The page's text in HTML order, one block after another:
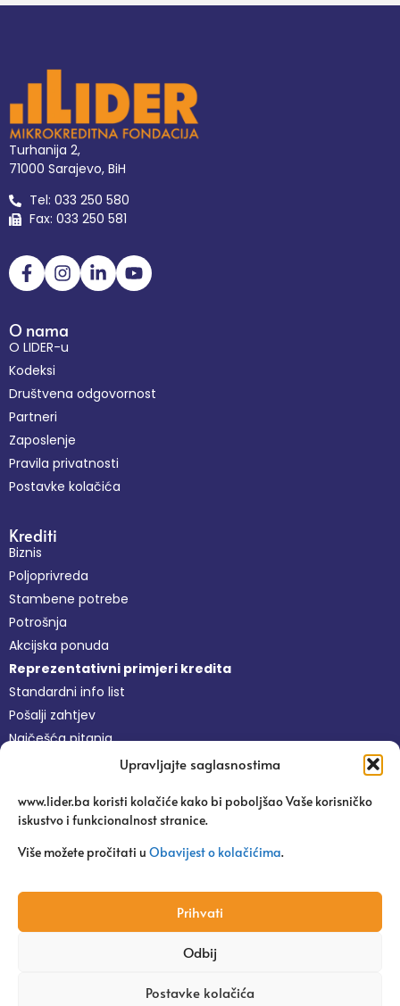
Upravljajte saglasnostima
www.lider.ba koristi kolačiće kako bi poboljšao Vaše korisničko
iskustvo i funkcionalnost stranice.
Više možete pročitati u Obavijest o kolačićima.
Prihvati
Odbij
Postavke kolačića
Turhanija 2,
71000 Sarajevo, BiH
Tel: 033 250 580
Fax: 033 250 581
O nama
O LIDER-u
Kodeksi
Društvena odgovornost
Partneri
Zaposlenje
Pravila privatnosti
Postavke kolačića
Krediti
Biznis
Poljoprivreda
Stambene potrebe
Potrošnja
Akcijska ponuda
Reprezentativni primjeri kredita
Standardni info list
Pošalji zahtjev
Najčešća pitanja
Besplatne usluge
Platforma Pravi Lider
Pitaj agronoma
Uspješne priče
Copyright 2024 | Mikrokreditna Fondacija Lider